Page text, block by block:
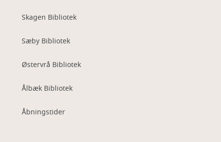
Skagen Bibliotek
Sæby Bibliotek
Østervrå Bibliotek
Ålbæk Bibliotek
Åbningstider